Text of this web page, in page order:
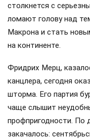
столкнется с
ломают голову над
Макрона и стать
на континенте.
Фридрих Мерц,
канцлера, сегодня
шторма. Его партия
чаще слышит
профпригодности. По
закачалось: